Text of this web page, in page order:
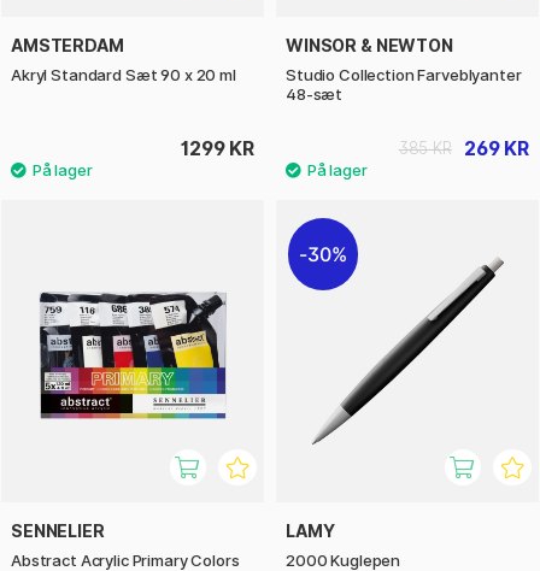
AMSTERDAM
Akryl Standard Sæt 90 x 20 ml
1299 KR
WINSOR & NEWTON
Studio Collection Farveblyanter
48-sæt
269 KR
385 KR
SENNELIER
Abstract Acrylic Primary Colors
30%
LAMY
2000 Kuglepen